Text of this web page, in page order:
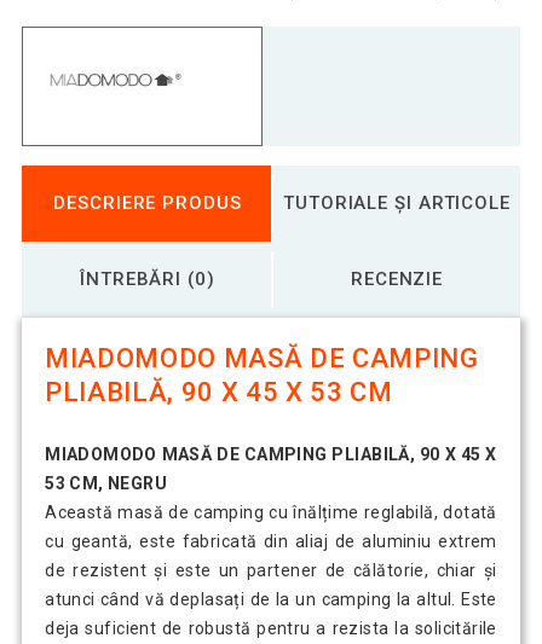
DESCRIERE PRODUS TUTORIALE ȘI ARTICOLE
ÎNTREBĂRI (0) RECENZIE
MIADOMODO MASĂ DE CAMPING
PLIABILĂ, 90 X 45 X 53 CM
MIADOMODO MASĂ DE CAMPING PLIABILĂ, 90 X 45 X
53 CM, NEGRU
Această masă de camping cu înălțime reglabilă, dotată
cu geantă, este fabricată din aliaj de aluminiu extrem
de rezistent și este un partener de călătorie, chiar și
atunci când vă deplasați de la un camping la altul. Este
deja suficient de robustă pentru a rezista la solicitările